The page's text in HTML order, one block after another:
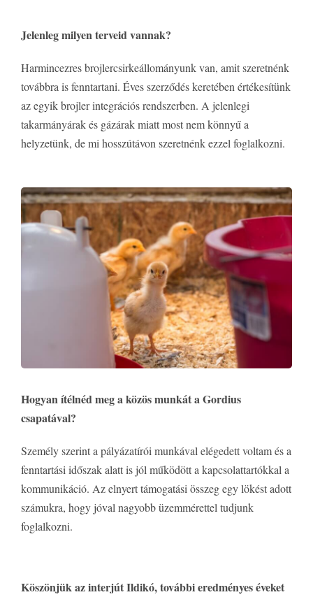
Jelenleg milyen terveid vannak?
Harmincezres brojlercsirkeállományunk van, amit szeretnénk
továbbra is fenntartani. Éves szerződés keretében értékesítünk
az egyik brojler integrációs rendszerben. A jelenlegi
takarmányárak és gázárak miatt most nem könnyű a
helyzetünk, de mi hosszútávon szeretnénk ezzel foglalkozni.
Hogyan ítélnéd meg a közös munkát a Gordius
csapatával?
Személy szerint a pályázatírói munkával elégedett voltam és a
fenntartási időszak alatt is jól működött a kapcsolattartókkal a
kommunikáció. Az elnyert támogatási összeg egy lökést adott
számukra, hogy jóval nagyobb üzemmérettel tudjunk
foglalkozni.
Köszönjük az interjút Ildikó, további eredményes éveket